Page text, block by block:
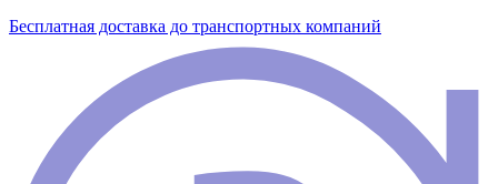
Бесплатная доставка до транспортных компаний